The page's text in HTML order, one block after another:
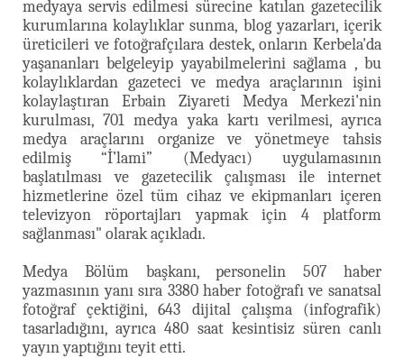
medyaya servis edilmesi sürecine katılan gazetecilik
kurumlarına kolaylıklar sunma, blog yazarları, içerik
üreticileri ve fotoğrafçılara destek, onların Kerbela'da
yaşananları belgeleyip yayabilmelerini sağlama , bu
kolaylıklardan gazeteci ve medya araçlarının işini
kolaylaştıran Erbain Ziyareti Medya Merkezi'nin
kurulması, 701 medya yaka kartı verilmesi, ayrıca
medya araçlarını organize ve yönetmeye tahsis
edilmiş “İ’lami” (Medyacı) uygulamasının
başlatılması ve gazetecilik çalışması ile internet
hizmetlerine özel tüm cihaz ve ekipmanları içeren
televizyon röportajları yapmak için 4 platform
sağlanması" olarak açıkladı.
Medya Bölüm başkanı, personelin 507 haber
yazmasının yanı sıra 3380 haber fotoğrafı ve sanatsal
fotoğraf çektiğini, 643 dijital çalışma (infografik)
tasarladığını, ayrıca 480 saat kesintisiz süren canlı
yayın yaptığını teyit etti.